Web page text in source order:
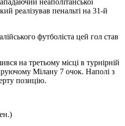
реалізував пенальті на 31-й
футболіста цей гол став
на третьому місці в турнірній
Мілану 7 очок. Наполі з
позицію.